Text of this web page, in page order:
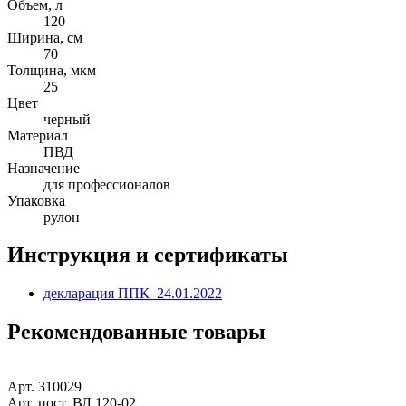
Объем, л
120
Ширина, см
70
Толщина, мкм
25
Цвет
черный
Материал
ПВД
Назначение
для профессионалов
Упаковка
рулон
Инструкция и сертификаты
декларация ППК_24.01.2022
Рекомендованные товары
Арт. 310029